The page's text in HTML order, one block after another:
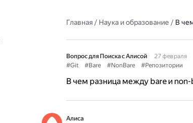
Главная/ Наука и образование / В
Вопрос для Поиска с Алисой
27 февраля
#Git
#Bare #NonBare #Репозитории
В чем разница между bare и
Алиса